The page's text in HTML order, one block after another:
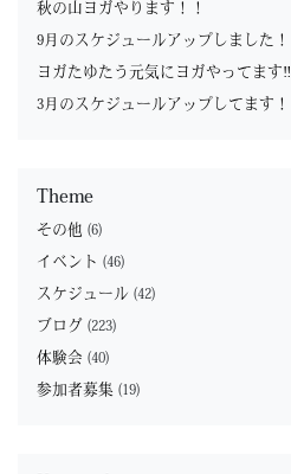
秋の山ヨガやります！！
9月のスケジュールアップしました！
ヨガたゆたう元気にヨガやってます‼︎
3月のスケジュールアップしてます！
Theme
その他 (6)
イベント (46)
スケジュール (42)
ブログ (223)
体験会 (40)
参加者募集 (19)